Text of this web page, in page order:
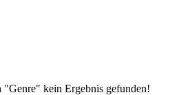
"Genre" kein Ergebnis gefunden!